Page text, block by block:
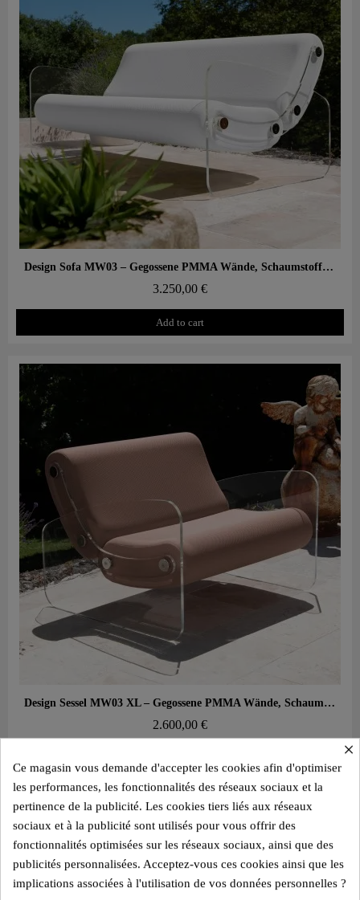
Aperçu rapide Design Sofa MW03 – Gegossene PMMA Wände, Schaumstoffsitz
3.250,00 €
Add to cart
Aperçu rapide Design Sessel MW03 XL – Gegossene PMMA Wände, Schaumstoffsitz
2.600,00 €
×
Ce magasin vous demande d'accepter les cookies afin d'optimiser
les performances, les fonctionnalités des réseaux sociaux et la
pertinence de la publicité. Les cookies tiers liés aux réseaux
sociaux et à la publicité sont utilisés pour vous offrir des
fonctionnalités optimisées sur les réseaux sociaux, ainsi que des
publicités personnalisées. Acceptez-vous ces cookies ainsi que les
implications associées à l'utilisation de vos données personnelles ?